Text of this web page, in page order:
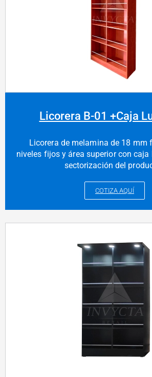
Licorera B-01 +Caja
Licorera de melamina de 18 mm
niveles fijos y área superior con
sectorización del
COTIZA AQUÍ